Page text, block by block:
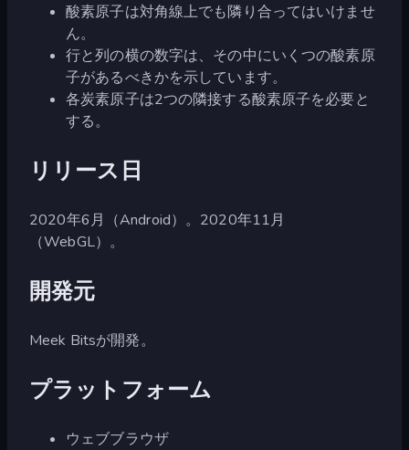
酸素原子は対角線上でも隣り合ってはいけませ
ん。
行と列の横の数字は、その中にいくつの酸素原
子があるべきかを示しています。
各炭素原子は2つの隣接する酸素原子を必要と
する。
リリース日
2020年6月（Android）。2020年11月
（WebGL）。
開発元
Meek Bitsが開発。
プラットフォーム
ウェブブラウザ